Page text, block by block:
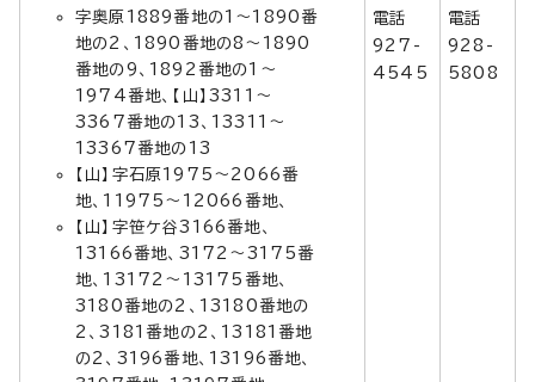
字奥原1889番地の1～1890番
地の2、1890番地の8～1890
番地の9、1892番地の1～
1974番地、【山】3311～
3367番地の13、13311～
13367番地の13
【山】字石原1975～2066番
地、11975～12066番地、
【山】字笹ケ谷3166番地、
13166番地、3172～3175番
地、13172～13175番地、
3180番地の2、13180番地の
2、3181番地の2、13181番地
の2、3196番地、13196番地、
電話
927-
4545
電話
928-
5808